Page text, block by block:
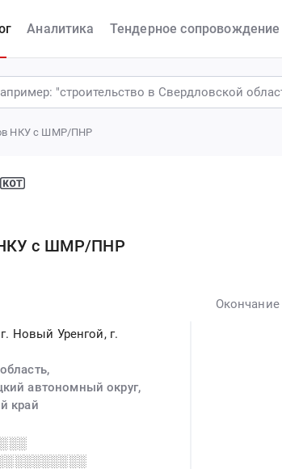
Аналитика Тендерное сопровождение
НКУ с ШМР/ПНР
НКУ с ШМР/ПНР
Новый Уренгой, г.
автономный округ,
край